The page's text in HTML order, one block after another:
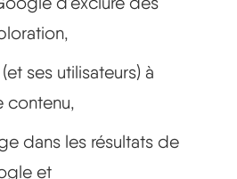
ses utilisateurs) à
contenu,
dans les résultats de
et